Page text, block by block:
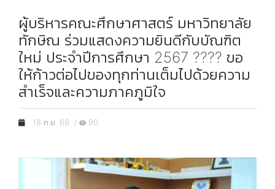
ผู้บริหารคณะศึกษาศาสตร์ มหาวิทยาลัย
ทักษิณ ร่วมแสดงความยินดีกับบัณฑิต
ใหม่ ประจำปีการศึกษา 2567 ???? ขอ
ให้ก้าวต่อไปของทุกท่านเต็มไปด้วยความ
สำเร็จและความภาคภูมิใจ
18 ก.ย. 68 / 90